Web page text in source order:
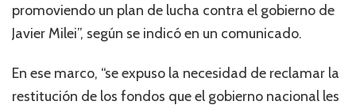
promoviendo un plan de lucha contra el gobierno de
Javier Milei”, según se indicó en un comunicado.
En ese marco, “se expuso la necesidad de reclamar la
restitución de los fondos que el gobierno nacional les